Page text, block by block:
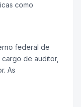
como
federal de
de auditor,
As